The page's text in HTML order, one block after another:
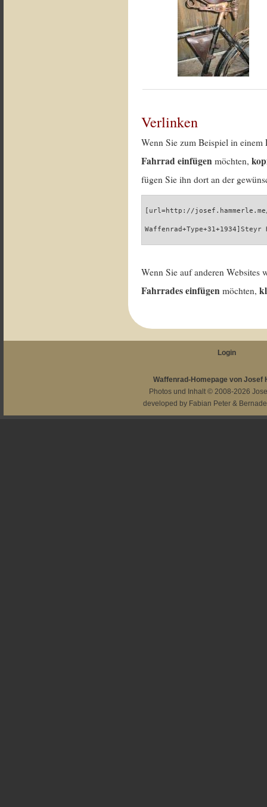
Verlinken
Wenn Sie zum Beispiel in
Fahrrad einfügen möchten,
fügen Sie ihn dort an der
[url=http://
Wenn Sie auf anderen
Fahrrades einfügen möchten,
Login
Waffenrad-Homepage von Josef
Photos und Inhalt © 2008-2026
developed by Fabian Peter &